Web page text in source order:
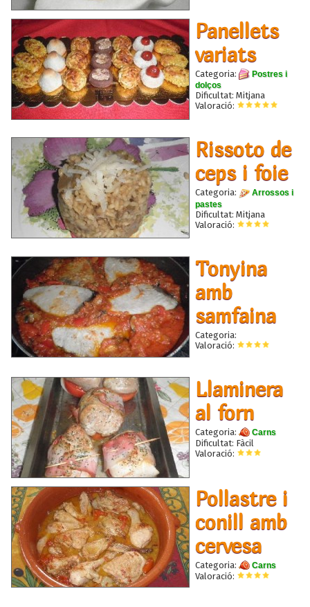
Panellets
variats
Categoria:
Postres i
dolços
Dificultat: Mitjana
Valoració:
Rissoto de
ceps i foie
Categoria:
Arrossos i
pastes
Dificultat: Mitjana
Valoració:
Tonyina
amb
samfaina
Categoria:
Valoració:
Llaminera
al forn
Categoria: Carns
Dificultat: Fàcil
Valoració:
Pollastre i
conill amb
cervesa
Categoria: Carns
Valoració: